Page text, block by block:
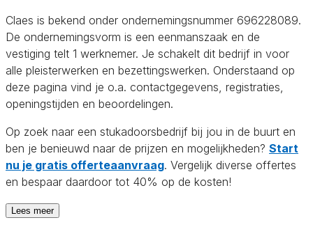
Claes is bekend onder ondernemingsnummer 696228089.
De ondernemingsvorm is een eenmanszaak en de
vestiging telt 1 werknemer. Je schakelt dit bedrijf in voor
alle pleisterwerken en bezettingswerken. Onderstaand op
deze pagina vind je o.a. contactgegevens, registraties,
openingstijden en beoordelingen.
Op zoek naar een stukadoorsbedrijf bij jou in de buurt en
ben je benieuwd naar de prijzen en mogelijkheden? Start
nu je gratis offerteaanvraag. Vergelijk diverse offertes
en bespaar daardoor tot 40% op de kosten!
Lees meer